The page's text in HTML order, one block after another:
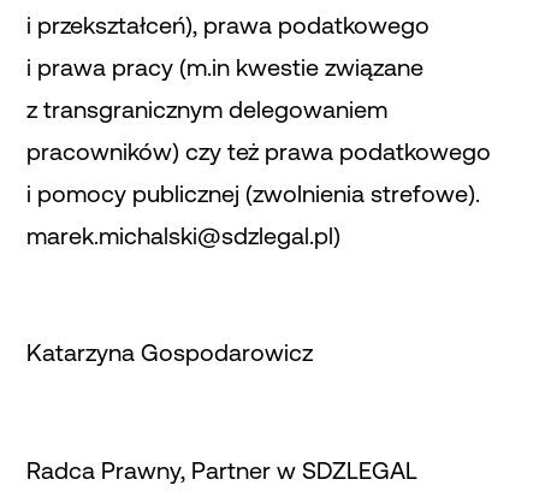
i przekształceń), prawa podatkowego
i prawa pracy (m.in kwestie związane
z transgranicznym delegowaniem
pracowników) czy też prawa podatkowego
i pomocy publicznej (zwolnienia strefowe).
marek.michalski@sdzlegal.pl)
Katarzyna Gospodarowicz
Radca Prawny, Partner w SDZLEGAL